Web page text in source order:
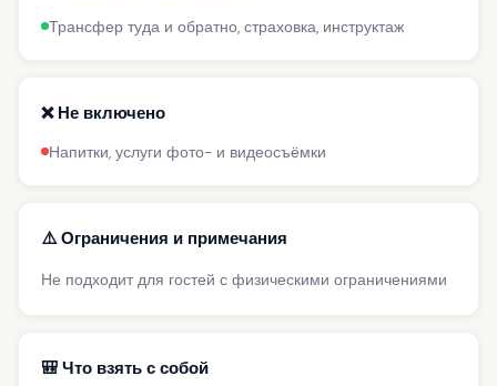
Трансфер туда и обратно, страховка, инструктаж
❌ Не включено
Напитки, услуги фото- и видеосъёмки
⚠️ Ограничения и примечания
Не подходит для гостей с физическими ограничениями
🎒 Что взять с собой